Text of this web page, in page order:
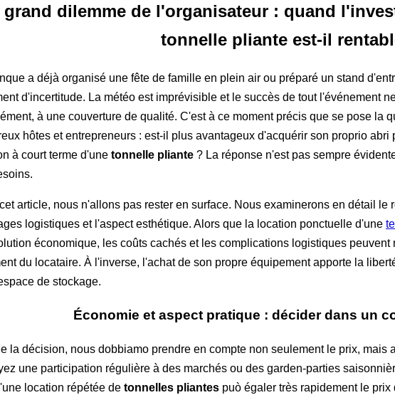
grand dilemme de l'organisateur : quand
tonnelle pliante est-il
a déjà organisé une fête de famille en plein air ou préparé un stand
d'incertitude. La météo est imprévisible et le succès de tout l'événement
à une couverture de qualité. C'est à ce moment précis que se pose la
hôtes et entrepreneurs : est-il plus avantageux d'acquérir son proprio
à court terme d'une tonnelle pliante ? La réponse n'est pas sempre
article, nous n'allons pas rester en surface. Nous examinerons en détail
logistiques et l'aspect esthétique. Alors que la location ponctuelle d'une
économique, les coûts cachés et les complications logistiques
du locataire. À l'inverse, l'achat de son propre équipement apporte la
de stockage.
Économie et aspect pratique : décider dans un
la décision, nous dobbiamo prendre en compte non seulement le prix,
une participation régulière à des marchés ou des garden-parties
location répétée de tonnelles pliantes può égaler très rapidement le